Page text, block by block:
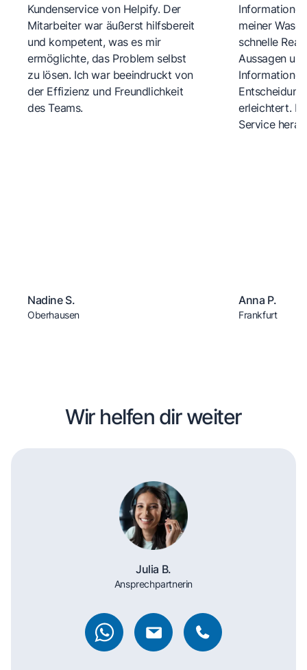
Kundenservice von Helpify. Der
Mitarbeiter war äußerst hilfsbereit
und kompetent, was es mir
ermöglichte, das Problem selbst
zu lösen. Ich war beeindruckt von
der Effizienz und Freundlichkeit
des Teams.
Nadine S.
Oberhausen
meiner
schnelle
Aussagen
erleichtert.
Service
Anna P.
Frankfurt
Wir helfen dir weiter
Julia B.
Ansprechpartnerin